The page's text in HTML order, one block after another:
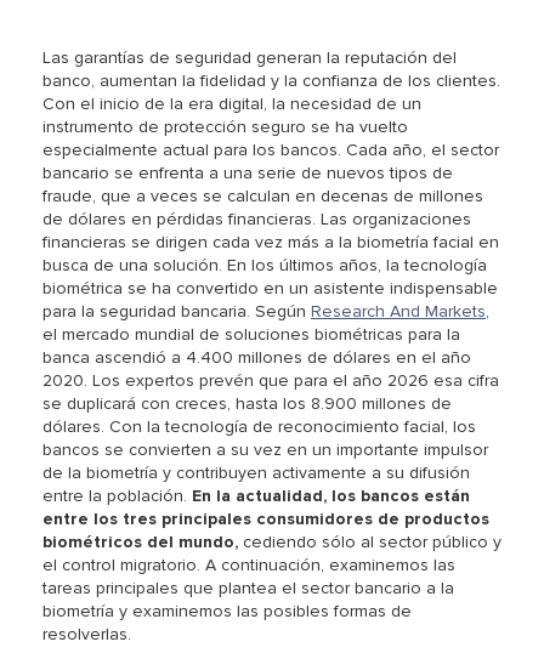
Las garantías de seguridad generan la reputación del
banco, aumentan la fidelidad y la confianza de los clientes.
Con el inicio de la era digital, la necesidad de un
instrumento de protección seguro se ha vuelto
especialmente actual para los bancos. Cada año, el sector
bancario se enfrenta a una serie de nuevos tipos de
fraude, que a veces se calculan en decenas de millones
de dólares en pérdidas financieras. Las organizaciones
financieras se dirigen cada vez más a la biometría facial en
busca de una solución. En los últimos años, la tecnología
biométrica se ha convertido en un asistente indispensable
para la seguridad bancaria. Según Research And Markets,
el mercado mundial de soluciones biométricas para la
banca ascendió a 4.400 millones de dólares en el año
2020. Los expertos prevén que para el año 2026 esa cifra
se duplicará con creces, hasta los 8.900 millones de
dólares. Con la tecnología de reconocimiento facial, los
bancos se convierten a su vez en un importante impulsor
de la biometría y contribuyen activamente a su difusión
entre la población. En la actualidad, los bancos están
entre los tres principales consumidores de productos
biométricos del mundo, cediendo sólo al sector público y
el control migratorio. A continuación, examinemos las
tareas principales que plantea el sector bancario a la
biometría y examinemos las posibles formas de
resolverlas.